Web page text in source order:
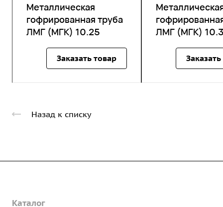
Металлическая
гофрированная труба
ЛМГ (МГК) 10.25
Заказать товар
ЛМГ (МГК)
Назад к списку
О предприятии
Каталог